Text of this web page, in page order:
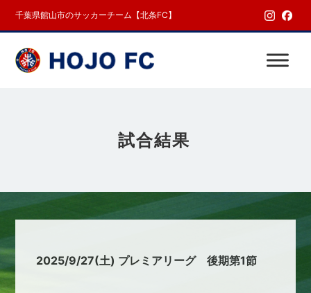
千葉県館山市のサッカーチーム【北条FC】
試合結果
2025/9/27(土) プレミアリーグ 後期第1節